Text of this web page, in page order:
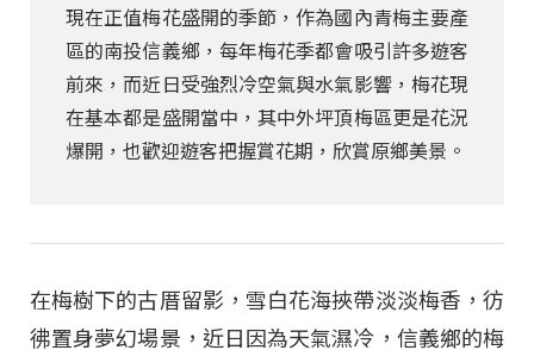
現在正值梅花盛開的季節，作為國內青梅主要產
區的南投信義鄉，每年梅花季都會吸引許多遊客
前來，而近日受強烈冷空氣與水氣影響，梅花現
在基本都是盛開當中，其中外坪頂梅區更是花況
爆開，也歡迎遊客把握賞花期，欣賞原鄉美景。
在梅樹下的古厝留影，雪白花海挾帶淡淡梅香，彷
彿置身夢幻場景，近日因為天氣濕冷，信義鄉的梅